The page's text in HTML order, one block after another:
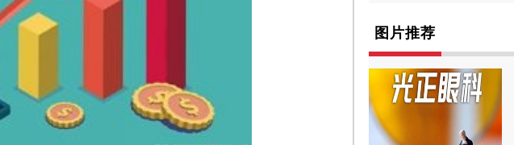
图片推荐